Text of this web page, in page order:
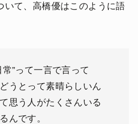
いて、高橋優はこのように語
”って一言で言って
うとって素晴らしいん
思う人がたくさんいる
んです。